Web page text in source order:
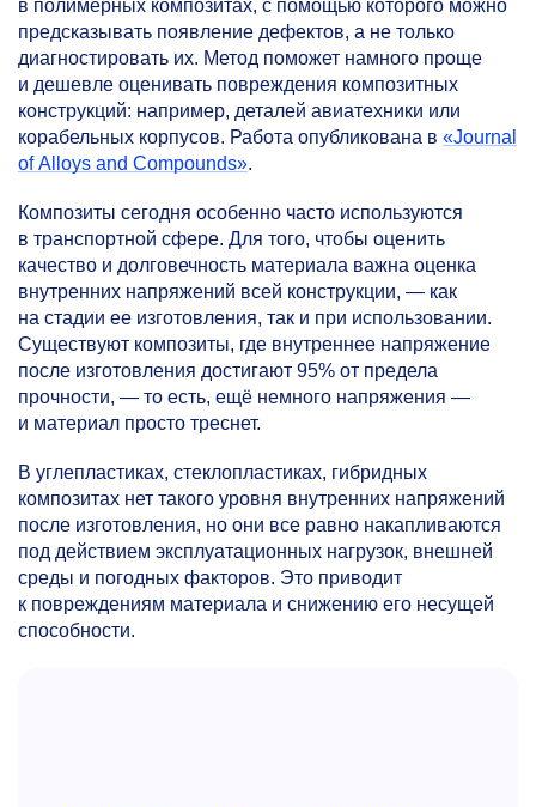
в полимерных композитах, с помощью которого можно
предсказывать появление дефектов, а не только
диагностировать их. Метод поможет намного проще
и дешевле оценивать повреждения композитных
конструкций: например, деталей авиатехники или
корабельных корпусов. Работа опубликована в «Journal
of Alloys and Compounds».
Композиты сегодня особенно часто используются
в транспортной сфере. Для того, чтобы оценить
качество и долговечность материала важна оценка
внутренних напряжений всей конструкции, — как
на стадии ее изготовления, так и при использовании.
Существуют композиты, где внутреннее напряжение
после изготовления достигают 95% от предела
прочности, — то есть, ещё немного напряжения —
и материал просто треснет.
В углепластиках, стеклопластиках, гибридных
композитах нет такого уровня внутренних напряжений
после изготовления, но они все равно накапливаются
под действием эксплуатационных нагрузок, внешней
среды и погодных факторов. Это приводит
к повреждениям материала и снижению его несущей
способности.